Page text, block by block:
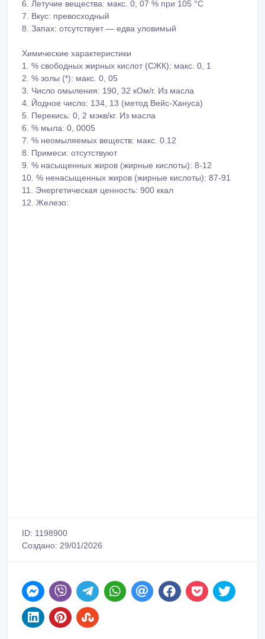
6. Летучие вещества: макс. 0, 07 % при 105 °C
7. Вкус: превосходный
8. Запах: отсутствует — едва уловимый
Химические характеристики
1. % свободных жирных кислот (СЖК): макс. 0, 1
2. % золы (*): макс. 0, 05
3. Число омыления: 190, 32 кОм/г. Из масла
4. Йодное число: 134, 13 (метод Вейс-Хануса)
5. Перекись: 0, 2 мэкв/кг. Из масла
6. % мыла: 0, 0005
7. % неомыляемых веществ: макс. 0.12
8. Примеси: отсутствуют
9. % насыщенных жиров (жирные кислоты): 8-12
10. % ненасыщенных жиров (жирные кислоты): 87-91
11. Энергетическая ценность: 900 ккал
12. Железо:
ID: 1198900
Создано: 29/01/2026